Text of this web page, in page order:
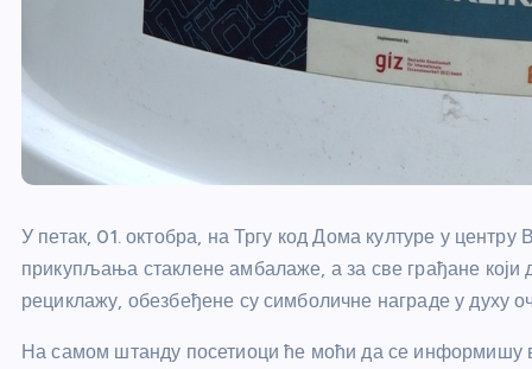
У петак, 01. октобра, на Тргу код Дома културе у
прикупљања стаклене амбалаже, а за све грађане
рециклажу, обезбеђене су симболичне награде у духу
На самом штанду посетиоци ће моћи да се информишу